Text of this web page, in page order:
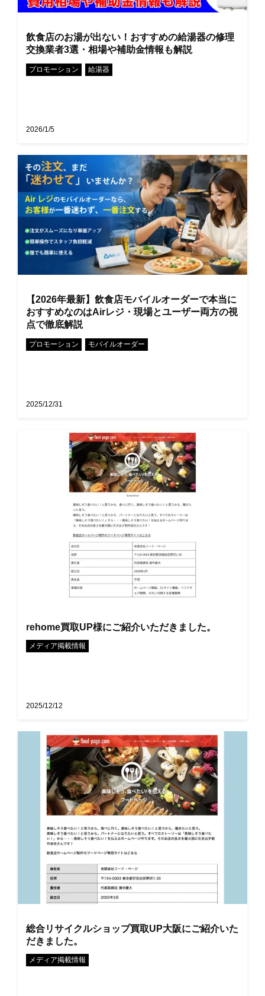
飲食店のお湯が出ない！おすすめの給湯器の修理
交換業者3選・相場や補助金情報も解説
プロモーション 給湯器
2026/1/5
【2026年最新】飲食店モバイルオーダーで本当に
おすすめなのはAirレジ・現場とユーザー両方の視
点で徹底解説
プロモーション モバイルオーダー
2025/12/31
rehome買取UP様にご紹介いただきました。
メディア掲載情報
2025/12/12
総合リサイクルショップ買取UP大阪にご紹介いた
だきました。
メディア掲載情報